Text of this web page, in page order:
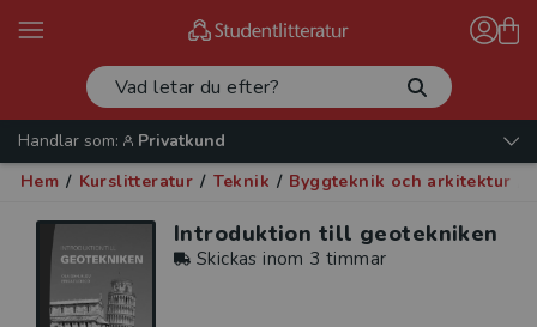
Handlar som:
Privatkund
Hem / Kurslitteratur / Teknik / Byggteknik och arkitektur
Introduktion till geotekniken
Skickas inom 3 timmar